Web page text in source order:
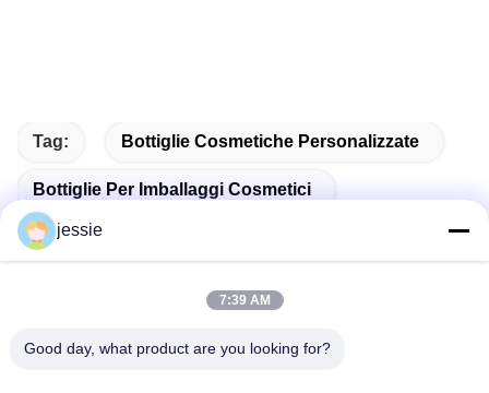
Tag: Bottiglie Cosmetiche Personalizzate
Bottiglie Per Imballaggi Cosmetici
Flacone Cosmetico Vuoto
jessie
7:39 AM
Good day, what product are you looking for?